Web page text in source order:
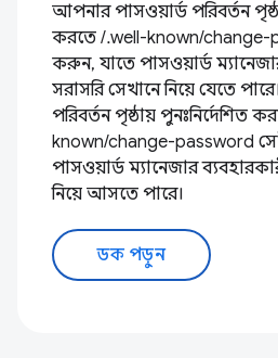
আপনার পাসওয়ার্ড পরিবর্তন
করতে /.well-known/
করুন, যাতে পাসওয়ার্ড
সরাসরি সেখানে নিয়ে যেতে
পরিবর্তন পৃষ্ঠায় পুনঃনির্দেশিত
known/change-password
পাসওয়ার্ড ম্যানেজার
নিয়ে আসতে পারে।
ডক পড়ুন